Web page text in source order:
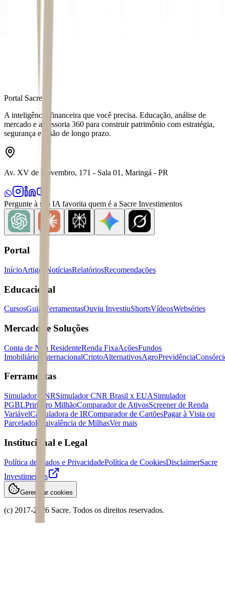
Portal Sacre
A inteligência financeira que você precisa. Educação, análise de
mercado e assessoria 360 para construir patrimônio com estratégia,
segurança e visão de longo prazo.
Av. XV de Novembro, 171 - Sala 01, Maringá - PR
Pergunte à sua IA favorita quem é a Sacre Investimentos
Portal
InícioArtigos NotíciasRelatóriosRecomendações
Educacional
CursosGuias FerramentasOuviu InvestiuShortsVídeosWebséries
Mercados e Soluções
Conta de Não ResidenteRenda FixaAçõesFundos
Imobiliários
InternacionalCriptoAlternativosAgroPrevidência
Ferramentas
Simulador CNRSimulador CNR Brasil x EUASimulador
PGBLPrimeiro MilhãoComparador de AtivosScreener de Renda
VariávelCalculadora de IRComparador de CartõesPagar à Vista ou
ParceladoEquivalência de MilhasVer mais
Institucional e Legal
Política de Dados e PrivacidadePolítica de CookiesDisclaimerSacre
Investimentos
Gerenciar cookies
(c) 2017-2026 Sacre. Todos os direitos reservados.